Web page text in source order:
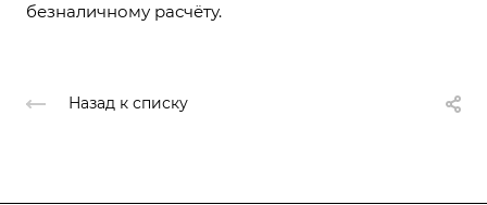
безналичному расчёту.
Назад к списку